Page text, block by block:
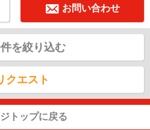
お問い合わせ
を絞り込む
クエスト
トップに戻る